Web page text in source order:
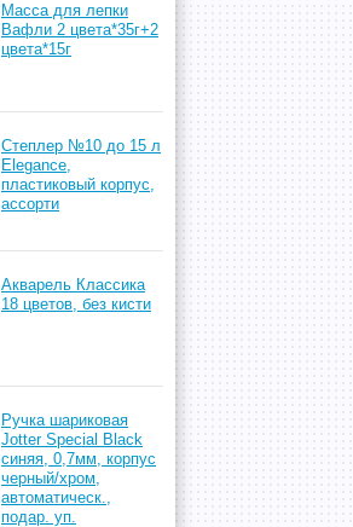
Масса для лепки
Вафли 2 цвета*35г+2
цвета*15г
Степлер №10 до 15 л
Elegance,
пластиковый корпус,
ассорти
Акварель Классика
18 цветов, без кисти
Ручка шариковая
Jotter Special Black
синяя, 0,7мм, корпус
черный/хром,
автоматическ.,
подар. уп.